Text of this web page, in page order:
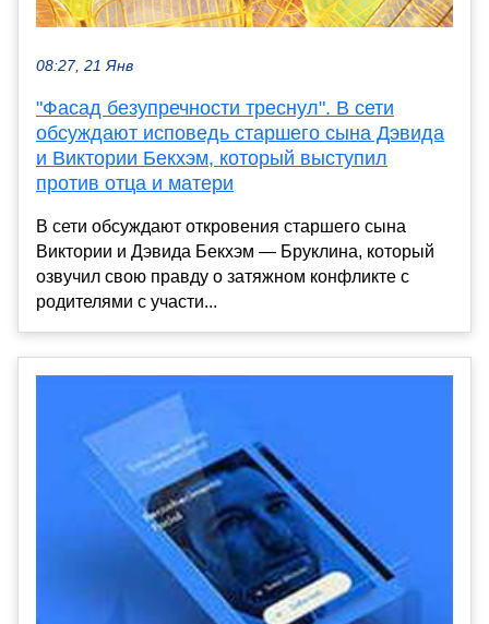
08:27, 21 Янв
"Фасад безупречности треснул". В сети
обсуждают исповедь старшего сына Дэвида
и Виктории Бекхэм, который выступил
против отца и матери
В сети обсуждают откровения старшего сына
Виктории и Дэвида Бекхэм — Бруклина, который
озвучил свою правду о затяжном конфликте с
родителями с участи...